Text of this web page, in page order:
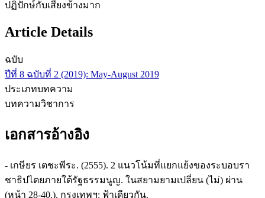
ปฏิปักษ์กับเสียงข้างมาก
Article Details
ฉบับ
ปีที่ 8 ฉบับที่ 2 (2019): May-August 2019
ประเภทบทความ
บทความวิชาการ
เอกสารอ้างอิง
- เกษียร เตชะพีระ. (2555). 2 แนวโน้มที่แยกแย้งของระบอบรา
ชาธิปไตยภายใต้รัฐธรรมนูญ. ในสยามยามเปลี่ยน (ไม่) ผ่าน
(หน้า 28-40.). กรุงเทพฯ: ฟ้าเดียวกัน.